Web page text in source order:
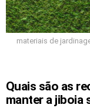
materiais de
Quais são as
manter a jiboia